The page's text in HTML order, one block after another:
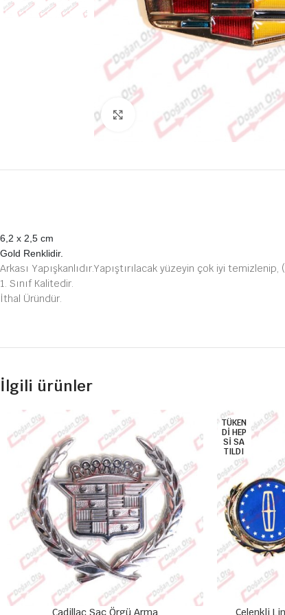
Büyütmek için tıklayın
6,2 x 2,5 cm
Gold Renklidir.
Arkası Yapışkanlıdır.Yapıştırılacak yüzeyin çok iyi
1. Sınıf Kalitedir.
İthal Üründür.
İlgili ürünler
Cadillac Saç Örgü Arma
TÜKEN
DI HEP
SI SA
TILDI
Çelenkli